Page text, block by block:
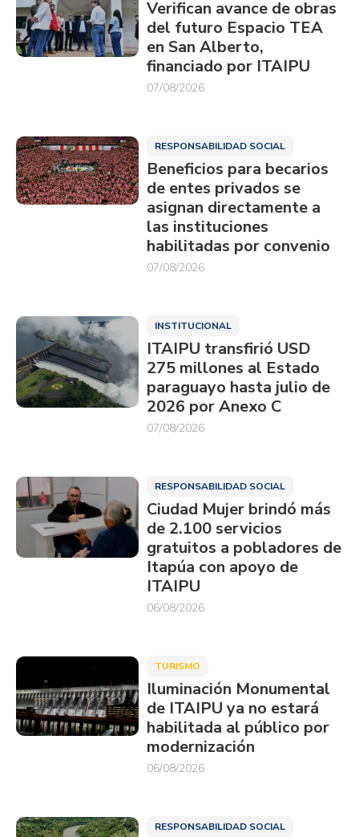
Verifican avance de obras
del futuro Espacio TEA
en San Alberto,
financiado por ITAIPU
07/08/2026
RESPONSABILIDAD SOCIAL
Beneficios para becarios
de entes privados se
asignan directamente a
las instituciones
habilitadas por convenio
07/08/2026
INSTITUCIONAL
ITAIPU transfirió USD
275 millones al Estado
paraguayo hasta julio de
2026 por Anexo C
07/08/2026
RESPONSABILIDAD SOCIAL
Ciudad Mujer brindó más
de 2.100 servicios
gratuitos a pobladores de
Itapúa con apoyo de
ITAIPU
06/08/2026
TURISMO
Iluminación Monumental
de ITAIPU ya no estará
habilitada al público por
modernización
06/08/2026
RESPONSABILIDAD SOCIAL